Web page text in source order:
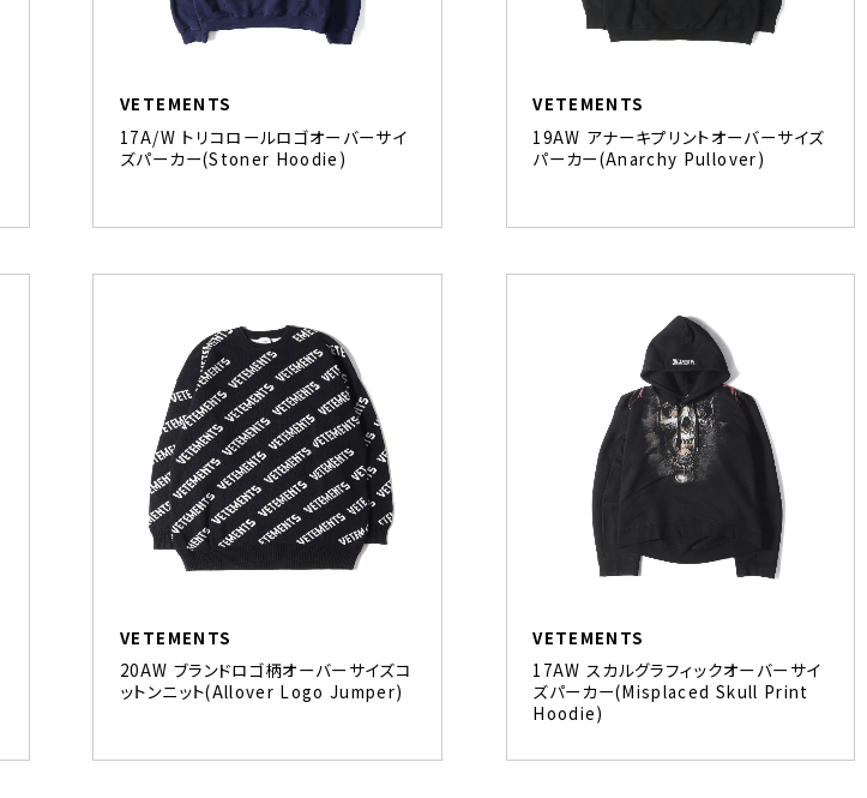
VETEMENTS
17A/W トリコロールロゴオーバーサイ
ズパーカー(Stoner Hoodie)
VETEMENTS
19AW アナーキプリントオーバーサイズ
パーカー(Anarchy Pullover)
VETEMENTS
20AW ブランドロゴ柄オーバーサイズコ
ットンニット(Allover Logo Jumper)
VETEMENTS
17AW スカルグラフィックオーバーサイ
ズパーカー(Misplaced Skull Print
Hoodie)